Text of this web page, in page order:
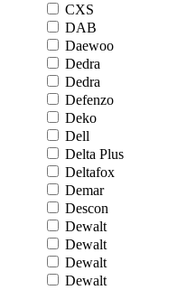
CXS
DAB
Daewoo
Dedra
Dedra
Defenzo
Deko
Dell
Delta Plus
Deltafox
Demar
Descon
Dewalt
Dewalt
Dewalt
Dewalt